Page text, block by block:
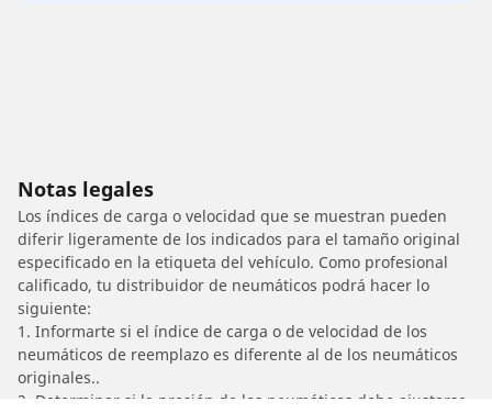
Notas legales
Los índices de carga o velocidad que se muestran pueden
diferir ligeramente de los indicados para el tamaño original
especificado en la etiqueta del vehículo. Como profesional
calificado, tu distribuidor de neumáticos podrá hacer lo
siguiente:
1. Informarte si el índice de carga o de velocidad de los
neumáticos de reemplazo es diferente al de los neumáticos
originales..
2. Determinar si la presión de los neumáticos debe ajustarse